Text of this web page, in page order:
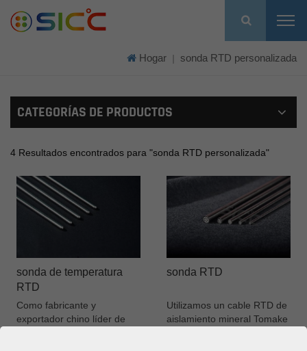
Hogar | sonda RTD personalizada
CATEGORÍAS DE PRODUCTOS
4 Resultados encontrados para "sonda RTD personalizada"
sonda de temperatura
RTD
Como fabricante y
exportador chino líder de
sonda RTD
Utilizamos un cable RTD de
aislamiento mineral Tomake